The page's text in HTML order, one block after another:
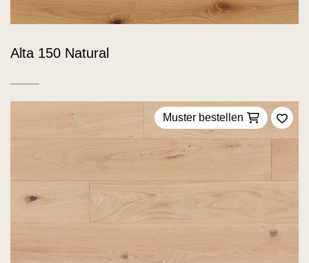
Alta 150 Natural
Muster bestellen
Zu